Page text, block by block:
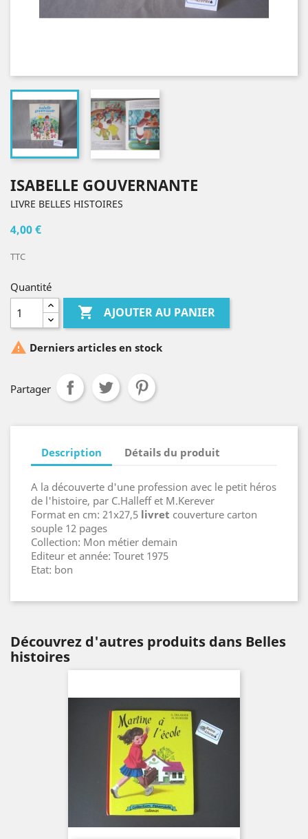
ISABELLE GOUVERNANTE
LIVRE BELLES HISTOIRES
4,00 €
TTC
Quantité
 AJOUTER AU PANIER
 Derniers articles en stock
Partager
Description Détails du produit
A la découverte d'une profession avec le petit héros
de l'histoire, par C.Halleff et M.Kerever
Format en cm: 21x27,5 livret couverture carton
souple 12 pages
Collection: Mon métier demain
Editeur et année: Touret 1975
Etat: bon
Découvrez d'autres produits dans Belles
histoires